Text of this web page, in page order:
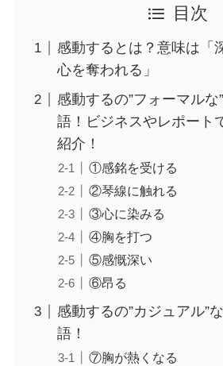
目次
感動するとは？意味は「
心を奪われる」
感動するの”フォーマルな
語！ビジネスやレポート
紹介！
①感銘を受ける
②琴線に触れる
③心に染みる
④胸を打つ
⑤感慨深い
⑥昂る
感動するの”カジュアル”
語！
⑦胸が熱くなる